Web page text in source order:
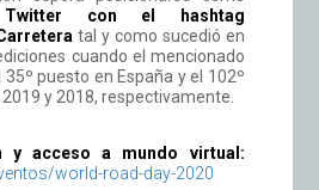
con el hashtag
tal y como sucedió en
cuando el mencionado
puesto en España y el 102º
y 2018, respectivamente.
y acceso a mundo virtual:
world-road-day-2020